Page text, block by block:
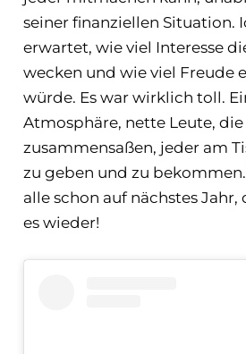
seiner finanziellen Situation.
erwartet, wie viel Interesse
wecken und wie viel Freude
würde. Es war wirklich toll.
Atmosphäre, nette Leute, die
zusammensaßen, jeder am
zu geben und zu
alle schon auf nächstes
es wieder!